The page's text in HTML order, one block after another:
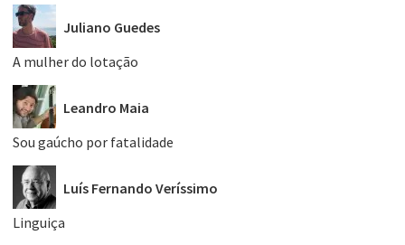
Juliano Guedes
A mulher do lotação
Leandro Maia
Sou gaúcho por fatalidade
Luís Fernando Veríssimo
Linguiça